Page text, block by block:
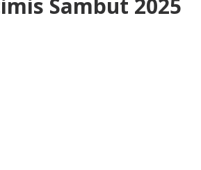
Sambut 2025